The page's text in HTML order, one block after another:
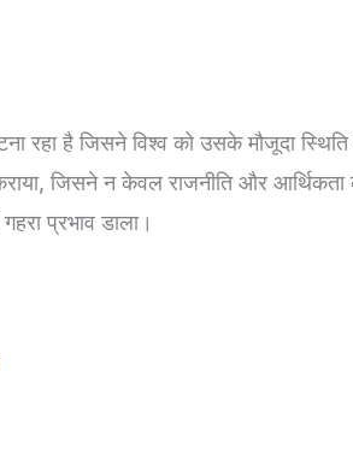
रहा है जिसने विश्व को उसके मौजूदा
जिसने न केवल राजनीति और आर्थिकता
प्रभाव डाला।